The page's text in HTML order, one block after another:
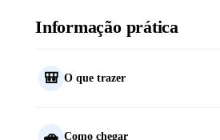
Informação prática
🎒 O que trazer
🚗 Como chegar